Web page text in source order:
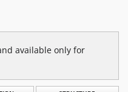
available only for